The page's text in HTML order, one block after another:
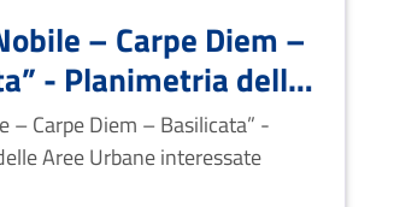
– Carpe Diem –
- Planimetria delle
interessate
– Carpe Diem – Basilicata” -
Aree Urbane interessate